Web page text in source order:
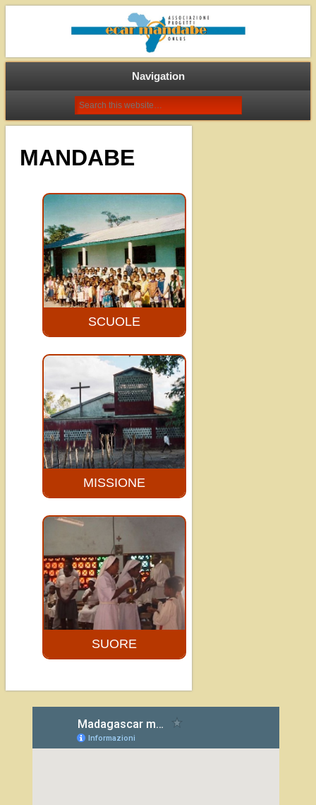
Associazione Progetti Ecar
Mandabe onlus
Navigation
MANDABE
SCUOLE
Attualmente a
Mandabe ci sono tre
cicli di studio: la
scuola materna con
180 bambini...
MISSIONE
La missione cristiano-
cattolica di Mandabe
iniziò quando i gesuiti
che risiedevano ad
Ambositra
cominciarono a...
SUORE
mezzo ai cristiani è
certamente un gran